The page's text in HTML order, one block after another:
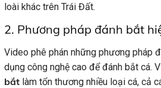
loài khác trên Trái Đất.
2. Phương pháp đánh bắt
Video phê phán những phương pháp
dụng công nghệ cao để đánh bắt cá.
bắt làm tổn thương nhiều loại cá, cả